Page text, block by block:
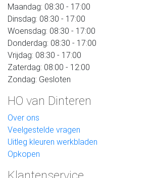
Maandag: 08:30 - 17:00
Dinsdag: 08:30 - 17:00
Woensdag: 08:30 - 17:00
Donderdag: 08:30 - 17:00
Vrijdag: 08:30 - 17:00
Zaterdag: 08:00 - 12:00
Zondag: Gesloten
HO van Dinteren
Over ons
Veelgestelde vragen
Uitleg kleuren werkbladen
Opkopen